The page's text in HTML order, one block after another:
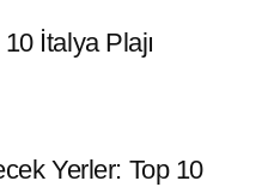
İtalya Plajı
Yerler: Top 10